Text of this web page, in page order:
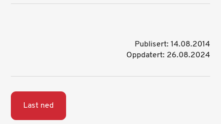
Publisert: 14.08.2014
Oppdatert: 26.08.2024
Last ned